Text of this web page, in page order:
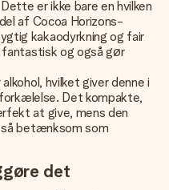
er ikke bare en hvilken
af Cocoa Horizons-
kakaodyrkning og fair
fantastisk og også gør
hvilket giver denne i
Det kompakte,
at give, mens den
betænksom som
det